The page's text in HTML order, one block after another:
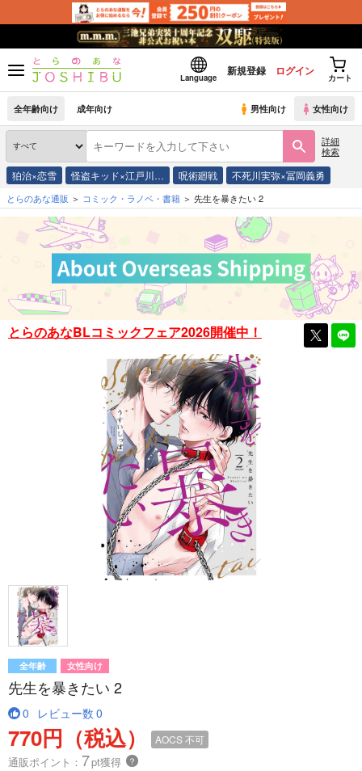
Language
新規登録 ログイン
カート
全年齢向け 成年向け 男性向け 女性向け
詳細
検索
狛治×恋雪 怪盗キッド×江戸川… 呪術廻戦 不死川実弥×冨岡義勇
とらのあな通販 コミック・ラノベ・書籍 先生を暴きたい 2
とらのあなBLコミックフェア2026開催中！
全年齢 女性向け
先生を暴きたい 2
0 レビュー数 0
770円（税込） AOCS不可
通販ポイント： 7pt獲得 ？